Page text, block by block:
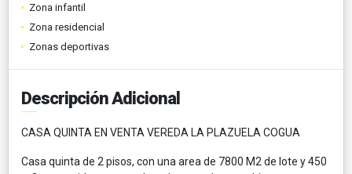
Zona infantil
Zona residencial
Zonas deportivas
Descripción Adicional
CASA QUINTA EN VENTA VEREDA LA PLAZUELA COGUA
Casa quinta de 2 pisos, con una area de 7800 M2 de lote y 450